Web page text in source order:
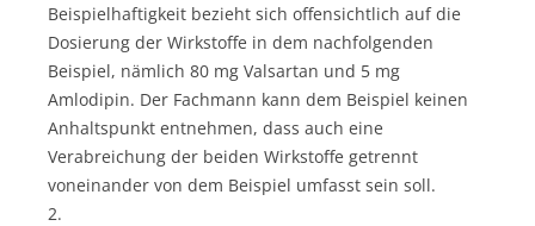
Beispielhaftigkeit bezieht sich offensichtlich auf die
Dosierung der Wirkstoffe in dem nachfolgenden
Beispiel, nämlich 80 mg Valsartan und 5 mg
Amlodipin. Der Fachmann kann dem Beispiel keinen
Anhaltspunkt entnehmen, dass auch eine
Verabreichung der beiden Wirkstoffe getrennt
voneinander von dem Beispiel umfasst sein soll.
2.